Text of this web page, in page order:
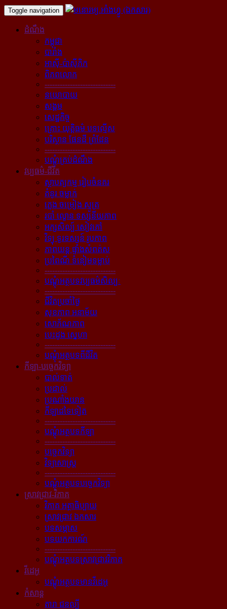
Toggle navigation
ដំណឹង
កម្ពុជា
បារាំង
អាស៊ី-ប៉ាស៊ីភិក
ពិភពលោក
----------------------------
នយោបាយ
សង្គម
សេដ្ឋកិច្ច
គ្រោះ យុត្តិធម៌ បទល្មើស
បរិស្ថាន ផែនដី ព្រំដែន
----------------------------
បណ្ដុំគ្រប់ដំណឹង
វប្បធម៌-ជីវិត
ស្ថាបត្យកម្ម រៀបចំនគរ
គំនូរ ចម្លាក់
ភ្លេង ចម្រៀង ស្មូត្រ
របាំ ល្ខោន ទស្សនីយភាព
អក្សសិល្ប៍ សៀវភៅ
វិទ្យុ ទូរទស្សន៍ រូបភាព
ភាពយន្ដ ផ្ទាំងសំពត់ស
ប្រពៃណី ទំនៀមទម្លាប់
----------------------------
បណ្ដុំអត្ថបទវប្បធម៌សិល្បៈ
----------------------------
ជីវិតប្រចាំថ្ងៃ
សុខភាព អនាម័យ
សោភ័ណភាព
បេះដូង ស្នេហា
----------------------------
បណ្ដុំអត្ថបទពីជីវិត
កីឡា-បច្ចេកវិទ្យា
បាល់ទាត់
ប្រដាល់
ប្រណាំងយាន
កីឡាដទៃទៀត
----------------------------
បណ្ដុំអត្ថបទកីឡា
----------------------------
បច្ចេកវិទ្យា
វិទ្យាសាស្ត្រ
----------------------------
បណ្ដុំអត្ថបទបច្ចេកវិទ្យា
ស្រាវជ្រាវ-វិភាគ
វិភាគ អត្ថាធិប្បាយ
ស្រាវជ្រាវ ឯកសារ
បទសម្ភាស
បទយកការណ៍
----------------------------
បណ្ដុំអត្ថបទស្រាវជ្រាវវិភាគ
វីដេអូ
បណ្ដុំអត្ថបទមានវីដេអូ
កំសាន្ដ
តារា ជនល្បី